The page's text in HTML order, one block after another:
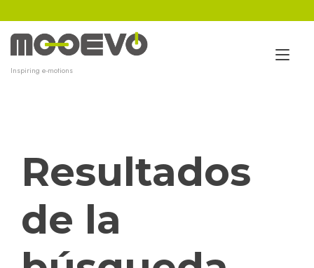
al
contenido
Inspiring e-motions
Resultados
de la